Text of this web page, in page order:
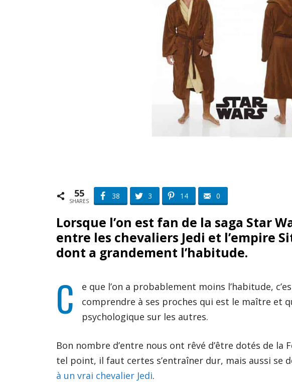
55
SHARES
38 3 14 0
Lorsque l’on est fan de la saga Star
entre les chevaliers Jedi et l’empire
dont a grandement l’habitude.
C
e que l’on a probablement moins l’habitude,
comprendre à ses proches qui est le maître et
psychologique sur les autres.
Bon nombre d’entre nous ont rêvé d’être dotés de la
tel point, il faut certes s’entraîner dur, mais aussi se
à un vrai chevalier Jedi.